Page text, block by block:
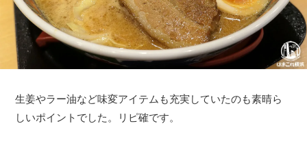
生姜やラー油など味変アイテムも充実していたのも素晴ら
しいポイントでした。リピ確です。